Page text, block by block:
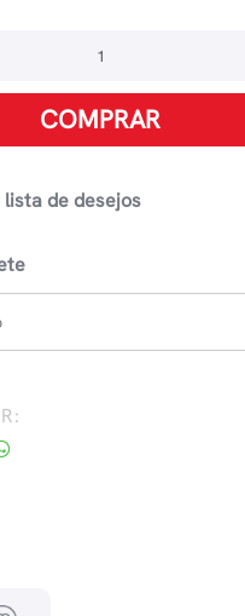
COMPRAR
de desejos